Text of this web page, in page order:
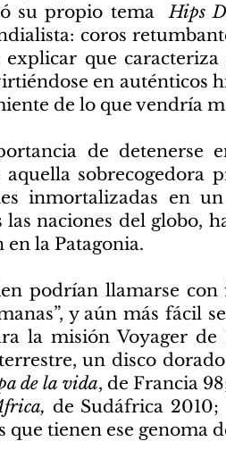
su propio temaHips
coros
que caracteriza
en auténticos
de lo que vendría
de detenerse
sobrecogedora
inmortalizadas en
las naciones del globo,
en la Patagonia.
podrían llamarse
y aún más fácil
la misión Voyager de
un disco
de la vida, de Francia
de Sudáfrica
que tienen ese genoma